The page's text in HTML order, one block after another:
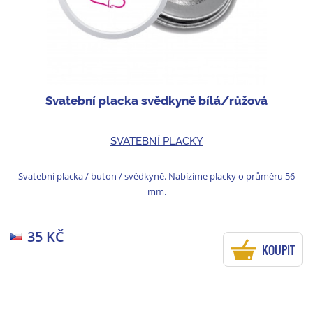
Svatební placka svědkyně bílá/růžová
SVATEBNÍ PLACKY
Svatební placka / buton / svědkyně. Nabízíme placky o průměru 56
mm.
35 KČ
KOUPIT